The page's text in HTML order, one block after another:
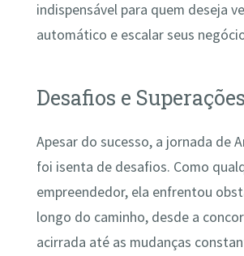
indispensável para quem deseja
automático e escalar seus
Desafios e Superações
Apesar do sucesso, a jornada de
foi isenta de desafios. Como
empreendedor, ela enfrentou
longo do caminho, desde a
acirrada até as mudanças